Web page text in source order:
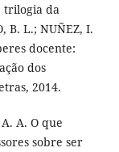
trilogia da
B. L.; NUÑEZ, I.
docente:
dos
2014.
A. A. O que
sobre ser